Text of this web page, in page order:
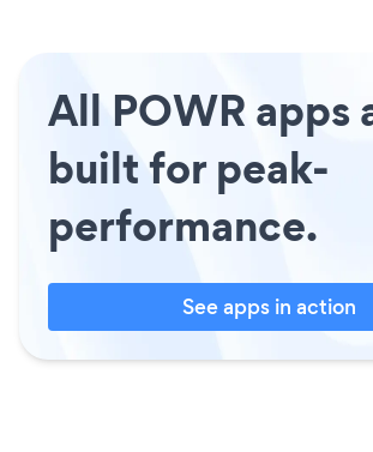
All POWR apps
built for peak-
performance.
See apps in action